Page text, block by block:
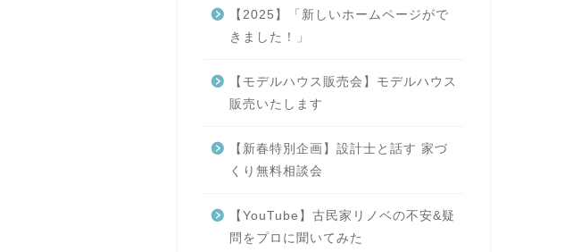
【2025】「新しいホームページがで
きました！」
【モデルハウス販売会】モデルハウス
販売いたします
【新春特別企画】設計士と話す 家づ
くり無料相談会
【YouTube】古民家リノベの不安&疑
問をプロに聞いてみた